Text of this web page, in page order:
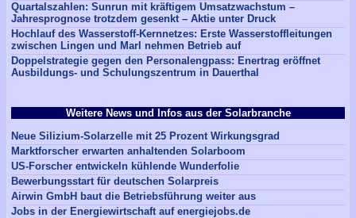
Weitere News und Infos aus der Solarbranche
Neue Silizium-Solarzelle mit 25 Prozent Wirkungsgrad
Marktforscher erwarten anhaltenden Solarboom
US-Forscher entwickeln kühlende Wunderfolie
Bewerbungsstart für deutschen Solarpreis
Airwin GmbH baut die Betriebsführung weiter aus
Jobs in der Energiewirtschaft auf energiejobs.de
Quartalszahlen: Sunrun mit kräftigem Umsatzwachstum –
Jahresprognose trotzdem gesenkt – Aktie unter Druck
Hochlauf des Wasserstoff-Kernnetzes: Erste Wasserstoffleitungen
zwischen Lingen und Marl nehmen Betrieb auf
Doppelstrategie gegen den Personalengpass: Enertrag eröffnet
Ausbildungs- und Schulungszentrum in Dauerthal